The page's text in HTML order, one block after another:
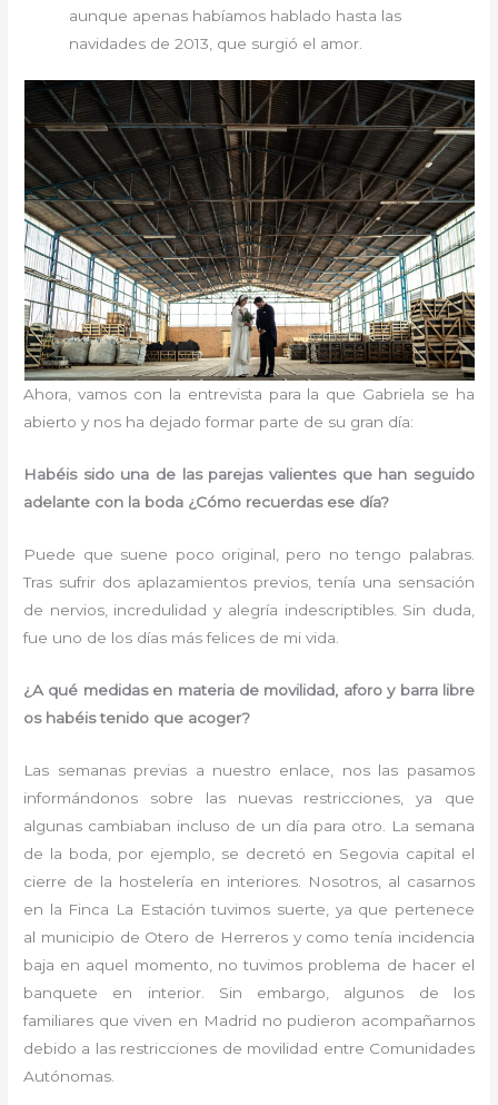
aunque apenas habíamos hablado hasta las
navidades de 2013, que surgió el amor.
Ahora, vamos con la entrevista para la que Gabriela se ha
abierto y nos ha dejado formar parte de su gran día:
Habéis sido una de las parejas valientes que han seguido
adelante con la boda ¿Cómo recuerdas ese día?
Puede que suene poco original, pero no tengo palabras.
Tras sufrir dos aplazamientos previos, tenía una sensación
de nervios, incredulidad y alegría indescriptibles. Sin duda,
fue uno de los días más felices de mi vida.
¿A qué medidas en materia de movilidad, aforo y barra libre
os habéis tenido que acoger?
Las semanas previas a nuestro enlace, nos las pasamos
informándonos sobre las nuevas restricciones, ya que
algunas cambiaban incluso de un día para otro. La semana
de la boda, por ejemplo, se decretó en Segovia capital el
cierre de la hostelería en interiores. Nosotros, al casarnos
en la Finca La Estación tuvimos suerte, ya que pertenece
al municipio de Otero de Herreros y como tenía incidencia
baja en aquel momento, no tuvimos problema de hacer el
banquete en interior. Sin embargo, algunos de los
familiares que viven en Madrid no pudieron acompañarnos
debido a las restricciones de movilidad entre Comunidades
Autónomas.